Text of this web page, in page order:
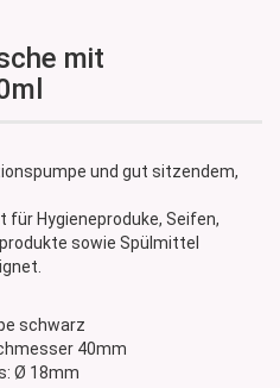
mit
und gut sitzendem,
Hygieneproduke, Seifen,
sowie Spülmittel
schwarz
40mm
Ø 18mm